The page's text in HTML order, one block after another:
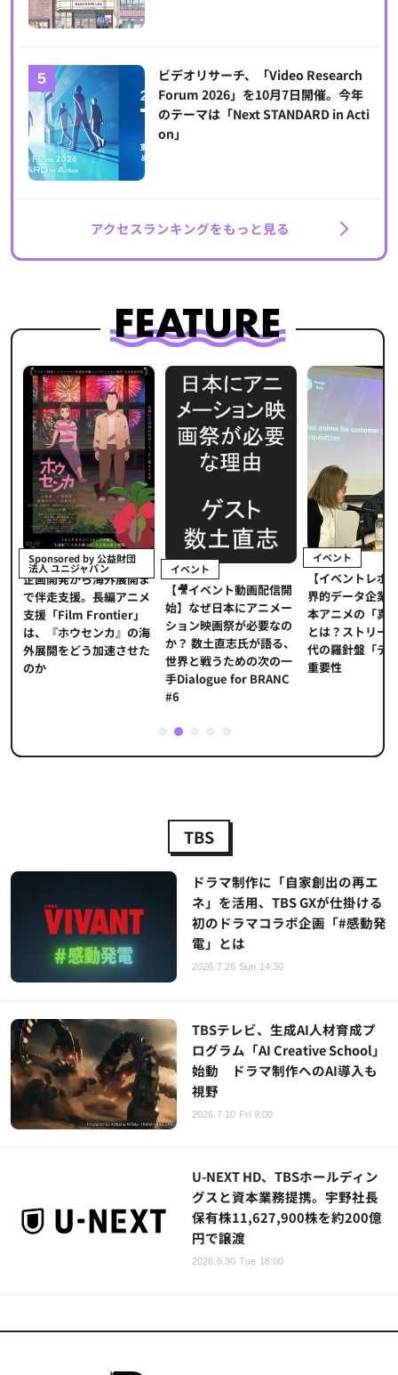
ビデオリサーチ、「Video Research
Forum 2026」を10月7日開催。今年
のテーマは「Next STANDARD in Acti
on」
アクセスランキングをもっと見る
Sponsored by 公益財団
法人 ユニジャパン
企画開発から海外展開ま
で伴走支援。長編アニメ
支援「Film Frontier」
は、『ホウセンカ』の海
外展開をどう加速させた
のか
イベント
【🎥イベント動画配信開
始】なぜ日本にアニメー
ション映画祭が必要なの
か？ 数土直志氏が語る、
世界と戦うための次の一
手Dialogue for BRANC
#6
イベント
【イベントレポ
界的データ企業
本アニメの「真
とは？ストリー
代の羅針盤「デ
重要性
2
TBS
ドラマ制作に「自家創出の再エ
ネ」を活用、TBS GXが仕掛ける
初のドラマコラボ企画「#感動発
電」とは
2026.7.26 Sun 14:30
TBSテレビ、生成AI人材育成プ
ログラム「AI Creative School」
始動 ドラマ制作へのAI導入も
視野
2026.7.10 Fri 9:00
U-NEXT HD、TBSホールディン
グスと資本業務提携。宇野社長
保有株11,627,900株を約200億
円で譲渡
2026.6.30 Tue 18:00